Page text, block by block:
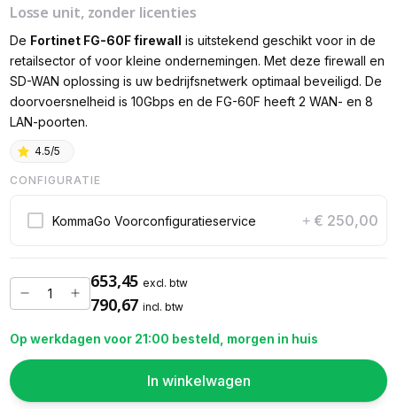
Losse unit, zonder licenties
De Fortinet FG-60F firewall is uitstekend geschikt voor in de
retailsector of voor kleine ondernemingen. Met deze firewall en
SD-WAN oplossing is uw bedrijfsnetwerk optimaal beveiligd. De
doorvoersnelheid is 10Gbps en de FG-60F heeft 2 WAN- en 8
LAN-poorten.
4.5/5
CONFIGURATIE
KommaGo Voorconfiguratieservice + € 250,00
653,45 excl. btw
790,67 incl. btw
Op werkdagen voor 21:00 besteld, morgen in huis
In winkelwagen